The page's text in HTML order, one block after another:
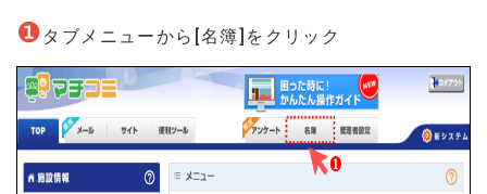
❶ タブメニューから[名簿]をクリック